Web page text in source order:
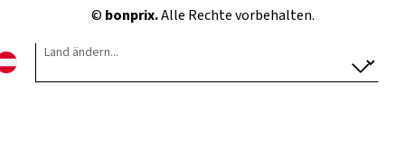
© bonprix.Alle Rechte vorbehalten.
Land ändern...